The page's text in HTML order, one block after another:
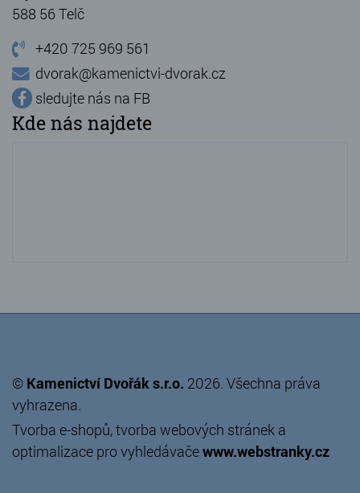
588 56 Telč
+420 725 969 561
dvorak@kamenictvi-dvorak.cz
sledujte nás na FB
Kde nás najdete
© Kamenictví Dvořák s.r.o. 2026. Všechna práva
vyhrazena.
Tvorba e-shopů,tvorba webových stránek a
optimalizace pro vyhledávačewww.webstranky.cz